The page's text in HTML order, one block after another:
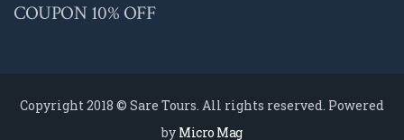
COUPON 10% OFF
Copyright 2018 © Sare Tours. All rights reserved. Powered
by Micro Mag